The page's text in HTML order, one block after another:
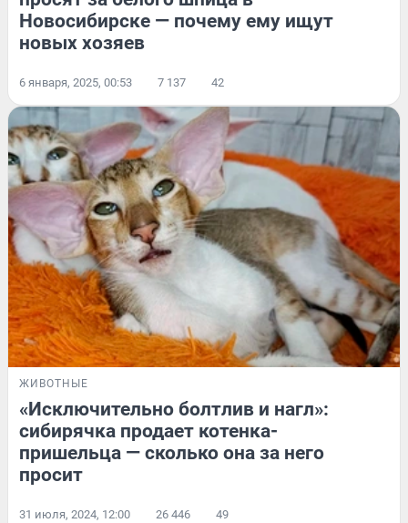
Новосибирске — почему ему ищут
новых хозяев
6 января, 2025, 00:53 7 137 42
ЖИВОТНЫЕ
«Иcключительно болтлив и нагл»:
сибирячка продает котенка-
пришельца — сколько она за него
просит
31 июля, 2024, 12:00 26 446 49